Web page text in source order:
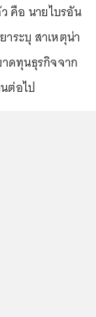
คือ นายไบรอัน
ระบุ สาเหตุน่า
าดทุนธุรกิจจาก
ต่อไป